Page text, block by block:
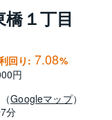
１丁目
回り: 7.08%
円
（Googleマップ）
分